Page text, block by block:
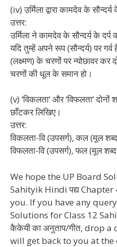
(iv) उर्मिला द्वारा कामदेव के
उत्तर:
उर्मिला ने कामदेव के सौन्दर्य के
यदि तुम्हें अपने रूप (सौन्दर्य) पर
(लक्ष्मण) के चरणों पर न्योछावर कर
चरणों की धूल के समान हो।
(v) ‘विकलता’ और ‘विफलता’
छाँटकर लिखिए।
उत्तर:
विकलता-वि (उपसर्ग), कल (मूल
विफलता-वि (उपसर्ग), फल (मूल
We hope the UP Board
Sahityik Hindi पद्य Chapter
you. If you have any
Solutions for Class 12
कैकेयी का अनुताप/गीत, drop
will get back to you at the